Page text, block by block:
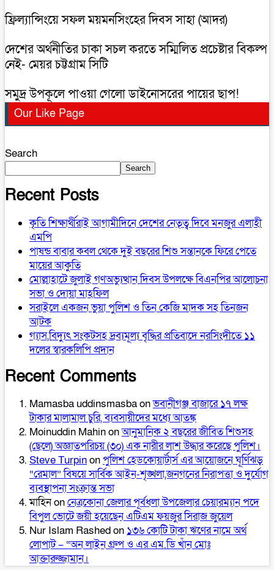
ফ্রিল্যান্সিংয়ে সফল ময়মনসিংহের দিবস সাহা (আদর)
দেশের অর্থনীতির চাকা সচল করতে সম্মিলিত প্রচেষ্টার বিকল্প
নেই- মেয়র চট্টগ্রাম সিটি
সমুদ্র উপকূলে পাওয়া গেলো ডাইনোসরের পায়ের ছাপ!
Our Like Page
Search
Search
Recent Posts
কৃতি শিক্ষার্থীরাই আগামীদিনে দেশের নেতৃত্ব দিবে মনজুর এলাহী
এমপি
পাষন্ড বাবার কবল থেকে দুই বছরের শিশু সন্তানকে ফিরে পেতে
মায়ের আকুতি
মোল্লাহাটে জুলাই গণঅভ্যুত্থান দিবস উপলক্ষে বিএনপির আলোচনা
সভা ও দোয়া মাহফিল
সরাইলে একজন ভুয়া পুলিশ ও তিন কেজি মাদক সহ তিনজন
আটক
গ্যাস,বিদ্যুৎ সংকটসহ দ্রব্যমূল্য বৃদ্ধির প্রতিবাদে নরসিংদীতে ১১
দলের স্বারকলিপি প্রদান
Recent Comments
Mamasba uddinsmasbaonভবানীগঞ্জ বাজারে ১৭ লক্ষ
টাকার মালামাল চুরি, ব্যবসায়ীদের মধ্যে আতঙ্ক
Moinuddin Mahinonআনুমানিক ২ বছরের জীবিত শিশুসহ
(ছেলে) অজ্ঞাতপরিচয় (৩০) এক নারীর লাশ উদ্ধার করেছে পুলিশ।
Steve Turpinonপুলিশ হেডকোয়ার্টার্স এর আয়োজনে ঘূর্ণিঝড়
“রেমাল” বিষয়ে সার্বিক আইন-শৃঙ্খলা,জনগনের নিরাপত্তা ও দুর্যোগ
ব্যবস্থাপনা সংক্রান্ত সভা
মাহিনonনেত্রকোনা জেলার পূর্বধলা উপজেলার চেয়ারম্যান পদে
বিপুল ভোটে জয়ী হয়েছেন এটিএম ফয়জুর সিরাজ জুয়েল
Nur Islam Rashedon ১৩৬ কোটি টাকা ঋণের নামে অর্থ
লোপাট – “অন লাইন গ্রুপ ও এর এম.ডি খাঁন মোঃ
আক্তারুজ্জামান।